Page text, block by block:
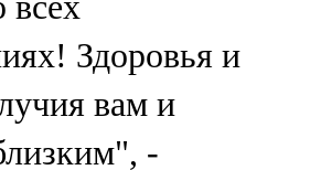
Здоровья и
вам и
-